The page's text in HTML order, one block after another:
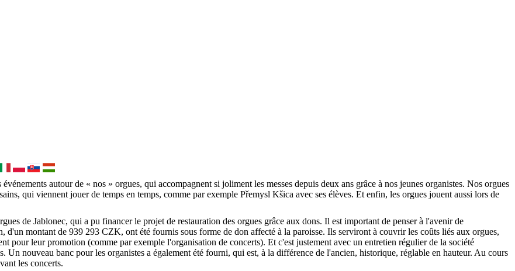
autour de « nos » orgues, qui accompagnent si joliment les messes depuis deux ans grâce à nos jeunes organistes. Nos orgues
qui viennent jouer de temps en temps, comme par exemple Přemysl Kšica avec ses élèves. Et enfin, les orgues jouent aussi lors de
de Jablonec, qui a pu financer le projet de restauration des orgues grâce aux dons. Il est important de penser à l'avenir de
montant de 939 293 CZK, ont été fournis sous forme de don affecté à la paroisse. Ils serviront à couvrir les coûts liés aux orgues,
pour leur promotion (comme par exemple l'organisation de concerts). Et c'est justement avec un entretien régulier de la société
Un nouveau banc pour les organistes a également été fourni, qui est, à la différence de l'ancien, historique, réglable en hauteur. Au cours
les concerts.